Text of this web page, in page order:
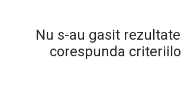
Nu s-au gasit
corespunda